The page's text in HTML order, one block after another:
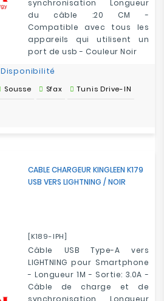
synchronisation Longueur
du câble :20 CM -
Compatible avec tous les
appareils qui utilisent un
port de usb - Couleur Noir
Disponibilité
Sousse Sfax Tunis Drive-IN
CABLE CHARGEUR KINGLEEN K179
USB VERS LIGHTNING / NOIR
[K189-IPH]
Câble USB Type-A vers
LIGHTNING pour Smartphone
- Longueur 1M - Sortie: 3.0A -
Câble de charge et de
synchronisation Longueur